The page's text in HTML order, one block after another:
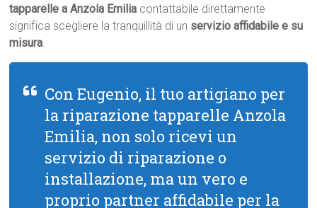
tapparelle a Anzola Emilia contattabile direttamente
significa scegliere la tranquillità di un servizio affidabile e su
misura.
Con Eugenio, il tuo artigiano per
la riparazione tapparelle Anzola
Emilia, non solo ricevi un
servizio di riparazione o
installazione, ma un vero e
proprio partner affidabile per la